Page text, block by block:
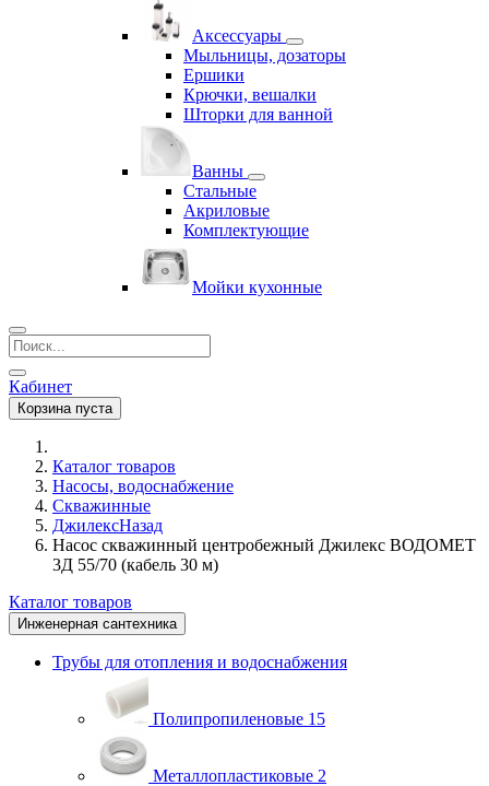
Аксессуары
Мыльницы, дозаторы
Ершики
Крючки, вешалки
Шторки для ванной
Ванны
Стальные
Акриловые
Комплектующие
Мойки кухонные
Кабинет
Корзина пуста
Каталог товаров
Насосы, водоснабжение
Скважинные
ДжилексНазад
Насос скважинный центробежный Джилекс ВОДОМЕТ
3Д 55/70 (кабель 30 м)
Каталог товаров
Инженерная сантехника
Трубы для отопления и водоснабжения
Полипропиленовые 15
Металлопластиковые 2